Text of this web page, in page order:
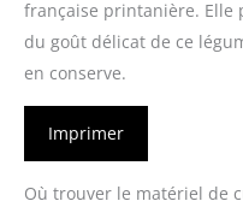
française printanière. Elle
du goût délicat de ce
en conserve.
Imprimer
Où trouver le matériel de